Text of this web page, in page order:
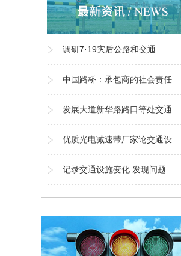
调研7·19灾后公路和交通...
中国路桥：承包商的社会责任...
发展大道新华路路口等处交通...
优质光电减速带厂家论交通设...
记录交通设施变化 发现问题...